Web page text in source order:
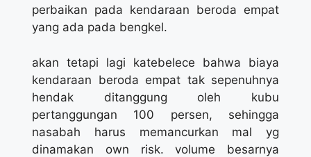
perbaikan pada kendaraan beroda empat
yang ada pada bengkel.
akan tetapi lagi katebelece bahwa biaya
kendaraan beroda empat tak sepenuhnya
hendak ditanggung oleh kubu
pertanggungan 100 persen, sehingga
nasabah harus memancurkan mal yg
dinamakan own risk. volume besarnya